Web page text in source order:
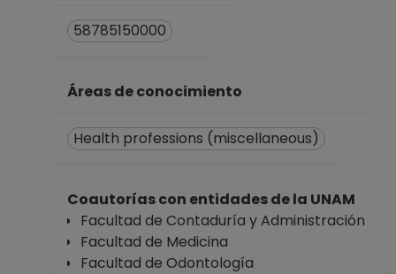
58785150000
Áreas de conocimiento
Health professions (miscellaneous)
Coautorías con entidades de la UNAM
Facultad de Contaduría y Administración
Facultad de Medicina
Facultad de Odontología